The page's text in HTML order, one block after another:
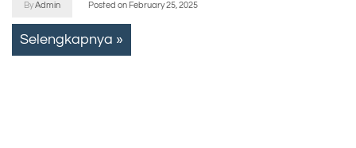
ByAdmin Posted on February 25, 2025
Selengkapnya »